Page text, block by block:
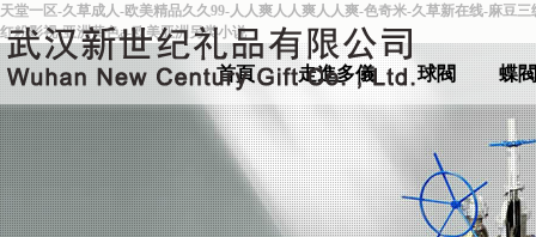
天堂一区-久草成人-欧美精品久久99-人人爽人人爽人人爽-色奇米-久草新在线-麻豆
红粉影视-亚洲黄色a-欧美亚洲另类小说
首頁 走進多儀 球閥 蝶閥